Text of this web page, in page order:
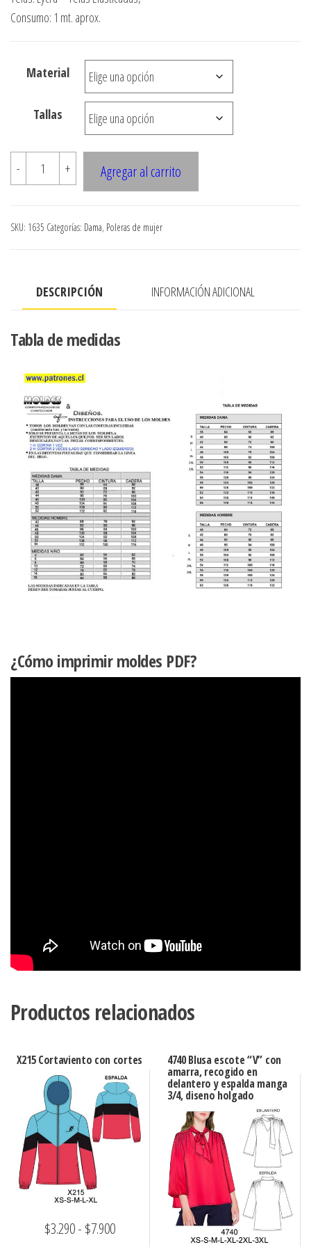
precios:
$3.290
hasta
$7.900
Consumo: 1 mt. aprox.
Material
Tallas
-
1635
POLERA
BAJO
BUSTO,
AMARRAS
+ Agregar al carrito
SKU: 1635 Categorías: Dama, Poleras de mujer
DESCRIPCIÓN INFORMACIÓN ADICIONAL
Tabla de medidas
¿Cómo imprimir moldes PDF?
Productos relacionados
X215 Cortaviento con cortes
$3.290- $7.900Rango
4740 Blusa escote “V” con
amarra, recogido en
delantero y espalda manga
3/4, diseno holgado